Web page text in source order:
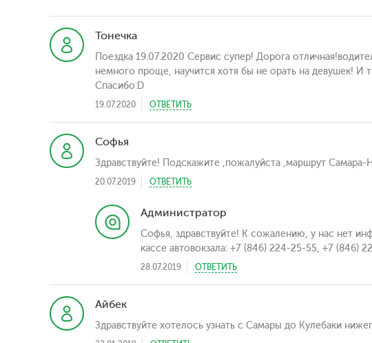
Тонечка
Поездка 19.07.2020 Сервис супер! Дорога
немного проще, научится хотя бы не орать на девушек!
Спасибо:D
19.07.2020 ОТВЕТИТЬ
Софья
Здравствуйте! Подскажите ,пожалуйста ,маршрут
20.07.2019 ОТВЕТИТЬ
Администратор
Софья, здравствуйте! К сожалению, у нас нет
кассе автовокзала: +7 (846) 224-25-55, +7 (846)
28.07.2019 ОТВЕТИТЬ
Айбек
Здравствуйте хотелось узнать с Самары до Кулебаки